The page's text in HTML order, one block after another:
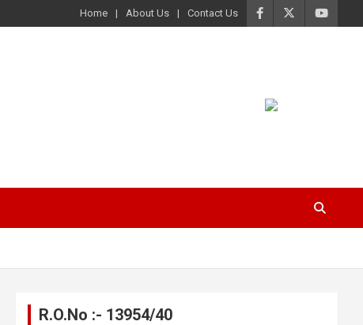
Home About Us Contact Us
R.O.No :- 13954/40